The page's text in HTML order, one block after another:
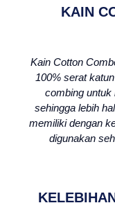
KAIN
Kain Cotton
100% serat
combing
sehingga lebih
memiliki dengan
digunakan